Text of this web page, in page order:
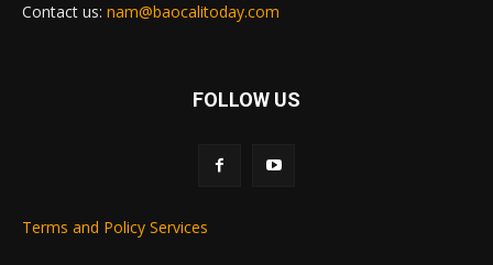
Contact us: nam@baocalitoday.com
FOLLOW US
Terms and Policy Services